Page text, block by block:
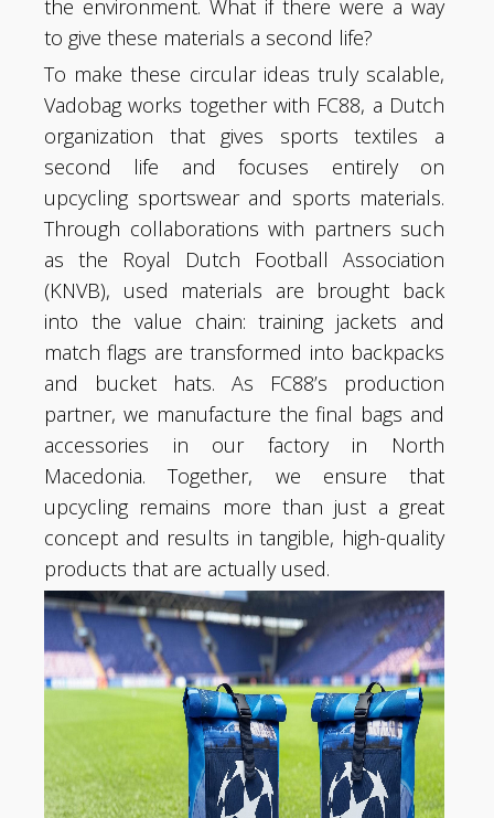
the environment. What if there were a way
to give these materials a second life?
To make these circular ideas truly scalable,
Vadobag works together with FC88, a Dutch
organization that gives sports textiles a
second life and focuses entirely on
upcycling sportswear and sports materials.
Through collaborations with partners such
as the Royal Dutch Football Association
(KNVB), used materials are brought back
into the value chain: training jackets and
match flags are transformed into backpacks
and bucket hats. As FC88’s production
partner, we manufacture the final bags and
accessories in our factory in North
Macedonia. Together, we ensure that
upcycling remains more than just a great
concept and results in tangible, high-quality
products that are actually used.